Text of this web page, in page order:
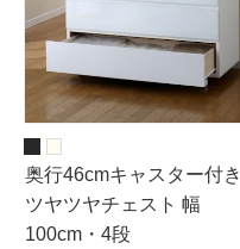
奥行46cmキャスター付き
ツヤツヤチェスト 幅
100cm・4段